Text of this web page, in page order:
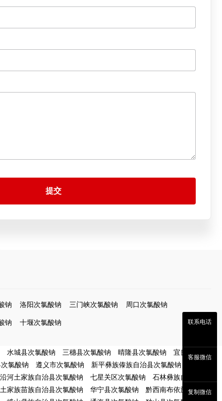
提交
钠 洛阳次氯酸钠 三门峡次氯酸钠
周口次氯酸钠
钠
十堰次氯酸钠
水城县次氯酸钠 三穗县次氯酸钠 晴隆县次氯酸钠
宜良县次氯
氯酸钠
遵义市次氯酸钠 新平彝族傣族自治县次氯酸钠
沿河土家族自治县次氯酸钠
七星关区次氯酸钠
石林彝族自治县次
家族苗族自治县次氯酸钠
华宁县次氯酸钠
黔西南布依族苗族自
联系电话
客服微信
复制微信